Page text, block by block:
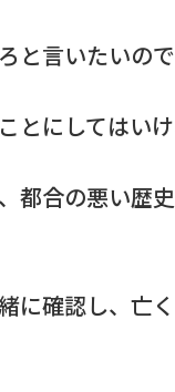
と言いたいので
とにしてはい
都合の悪い歴
に確認し、亡